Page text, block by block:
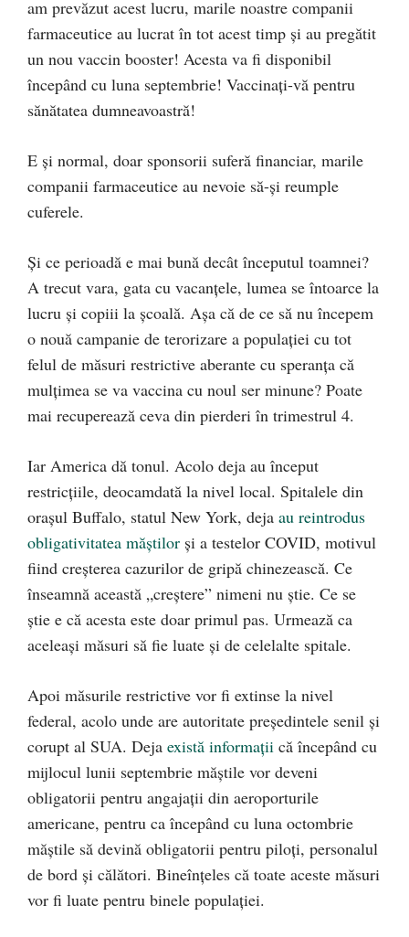
am prevăzut acest lucru, marile noastre companii
farmaceutice au lucrat în tot acest timp și au pregătit
un nou vaccin booster! Acesta va fi disponibil
începând cu luna septembrie! Vaccinați-vă pentru
sănătatea dumneavoastră!
E și normal, doar sponsorii suferă financiar, marile
companii farmaceutice au nevoie să-și reumple
cuferele.
Și ce perioadă e mai bună decât începutul toamnei?
A trecut vara, gata cu vacanțele, lumea se întoarce la
lucru și copiii la școală. Așa că de ce să nu începem
o nouă campanie de terorizare a populației cu tot
felul de măsuri restrictive aberante cu speranța că
mulțimea se va vaccina cu noul ser minune? Poate
mai recuperează ceva din pierderi în trimestrul 4.
Iar America dă tonul. Acolo deja au început
restricțiile, deocamdată la nivel local. Spitalele din
orașul Buffalo, statul New York, deja au reintrodus
obligativitatea măștilor și a testelor COVID, motivul
fiind creșterea cazurilor de gripă chinezească. Ce
înseamnă această „creștere” nimeni nu știe. Ce se
știe e că acesta este doar primul pas. Urmează ca
aceleași măsuri să fie luate și de celelalte spitale.
Apoi măsurile restrictive vor fi extinse la nivel
federal, acolo unde are autoritate președintele senil și
corupt al SUA. Deja există informații că începând cu
mijlocul lunii septembrie măștile vor deveni
obligatorii pentru angajații din aeroporturile
americane, pentru ca începând cu luna octombrie
măștile să devină obligatorii pentru piloți, personalul
de bord și călători. Bineînțeles că toate aceste măsuri
vor fi luate pentru binele populației.